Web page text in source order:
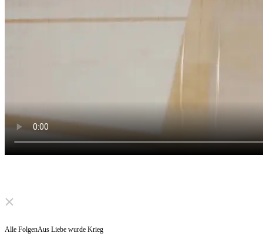
Click to unmute
Alle FolgenAus Liebe wurde Krieg